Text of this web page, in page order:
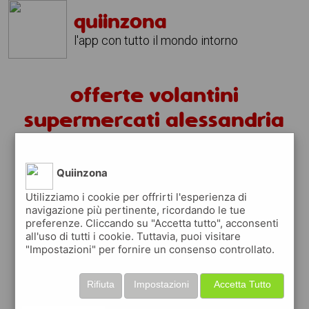
quiinzona
l'app con tutto il mondo intorno
offerte volantini
supermercati alessandria
sfogliagratisi volantinidei supermercati a
alessandria in modofaciledal tuo cellulare
grazie ai volantini nella città dialessandria
Quiinzona
Utilizziamo i cookie per offrirti l'esperienza di
navigazione più pertinente, ricordando le tue
preferenze. Cliccando su "Accetta tutto", acconsenti
all'uso di tutti i cookie. Tuttavia, puoi visitare
"Impostazioni" per fornire un consenso controllato.
Accetta Tutto
Impostazioni
Rifiuta